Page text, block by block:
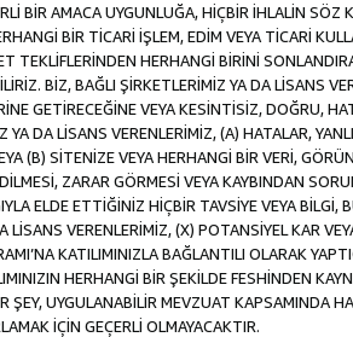
BİR AMACA UYGUNLUĞA, HİÇBİR İHLALİN
BİR TİCARİ İŞLEM, EDİM VEYA TİCARİ
TEKLİFLERİNDEN HERHANGİ BİRİNİ
BİZ, BAĞLI ŞİRKETLERİMİZ YA DA LİSANS
GETİRECEĞİNE VEYA KESİNTİSİZ, DOĞRU,
YA DA LİSANS VERENLERİMİZ, (A) HATALAR,
(B) SİTENİZE VEYA HERHANGİ BİR VERİ,
ZARAR GÖRMESİ VEYA KAYBINDAN
ELDE ETTİĞİNİZ HİÇBİR TAVSİYE VEYA
LİSANS VERENLERİMİZ, (X) POTANSİYEL KAR
KATILIMINIZLA BAĞLANTILI OLARAK
HERHANGİ BİR ŞEKİLDE FESHİNDEN
ŞEY, UYGULANABİLİR MEVZUAT KAPSAMINDA
İÇİN GEÇERLİ OLMAYACAKTIR.